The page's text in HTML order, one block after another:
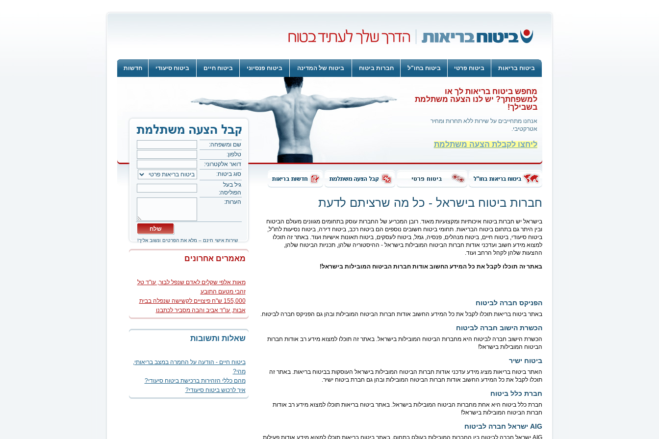
ביטוח בריאות ביטוח פרטי ביטוח בחו"ל חברות ביטוח ביטוח של המדינה ביטוח פנסיוני ביטוח חיים ביטוח סיעודי חדשות
שם ומשפחה:
טלפון:
דואר אלקטרוני:
סוג ביטוח:
גיל בעל
הפוליסה:
הערות:
שירות אישי חינם – מלא את הפרטים ונשוב אליך!
מאמרים אחרונים
מאות אלפי שקלים לאדם שנפל לבור, עו"ד טל
זהבי מטעם התובע
155,000 ש"ח פיצויים לקשישה שנפלה בבית
אבות, עו"ד אביב והבה מסביר לכתבנו
הותר לפרסום: אונס בכלא צבאי והכרה בנכות,
טיפים לביטוח חיים
ביטוח למחלות קשות | ביטוח חיים למחלות
קשות
ביטול ביטוח חיים על ידי חברת הביטוח,
האמנם?
סירוב תשלום כספי ביטוח חיים
שאלות ותשובות
ביטוח חיים - הודעה על החמרה במצב בריאותי,
מהי?
מהם כללי הזהירות ברכישת ביטוח סיעודי?
איך לרכוש ביטוח סיעודי?
מי אחראי לטיפול בחולה סיעודי?
מחפש ביטוח בריאות לך או
למשפחתך? יש לנו הצעה משתלמת
בשבילך!
אנחנו מתחייבים על שירות ללא תחרות ומחיר
אטרקטיבי.
ליחצו לקבלת הצעה משתלמת
חברות ביטוח בישראל - כל מה שרציתם לדעת
בישראל יש חברות ביטוח איכותיות ומקצועיות מאוד. רובן המכריע של החברות עוסק בתחומים מגוונים מעולם הביטוח
ובין היתר גם בתחום ביטוח הבריאות. תחומי ביטוח חשובים נוספים הם ביטוח רכב, ביטוח דירה, ביטוח נסיעות לחו"ל,
ביטוח סיעודי, ביטוח חיים, ביטוח מנהלים, פנסיה, גמל, ביטוח לעסקים, ביטוח תאונות אישיות ועוד. באתר זה תוכלו
למצוא מידע חשוב ועדכני אודות חברות הביטוח המובילות בישראל - ההיסטוריה שלהן, תכניות הביטוח שלהן,
ההצעות שלהן לקהל הרחב ועוד.
באתר זה תוכלו לקבל את כל המידע החשוב אודות חברות הביטוח המובילות בישראל!
הפניקס חברה לביטוח
באתר ביטוח בריאות תוכלו לקבל את כל המידע החשוב אודות חברות הביטוח המובילות ובהן גם הפניקס חברה לביטוח.
הכשרת הישוב חברה לביטוח
הכשרת הישוב חברה לביטוח היא מחברות הביטוח המובילות בישראל. באתר זה תוכלו למצוא מידע רב אודות חברות
הביטוח המובילות בישראל!
ביטוח ישיר
האתר ביטוח בריאות מציג מידע עדכני אודות חברות הביטוח המובילות בישראל העוסקות בביטוח בריאות. באתר זה
תוכלו לקבל את כל המידע החשוב אודות חברות הביטוח המובילות ובהן גם חברת ביטוח ישיר.
חברת כלל ביטוח
חברת כלל ביטוח היא אחת מחברות הביטוח המובילות בישראל. באתר ביטוח בריאות תוכלו למצוא מידע רב אודות
חברות הביטוח המובילות בישראל!
AIG ישראל חברה לביטוח
AIG ישראל חברה לביטוח בין החברות המובילות בעולם בתחום. באתר ביטוח בריאות תוכלו למצוא מידע אודות פעילות